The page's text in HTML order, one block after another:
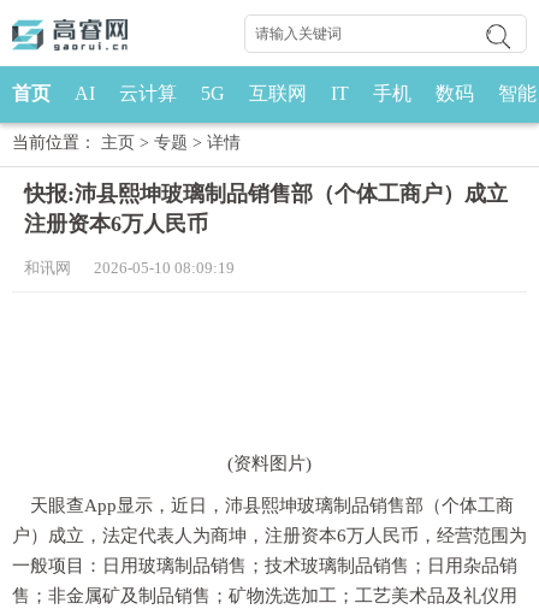
首页 AI 云计算 5G 互联网 IT 手机 数码 智能
当前位置： 主页 > 专题 > 详情
快报:沛县熙坤玻璃制品销售部（个体工商户）成立
注册资本6万人民币
和讯网 2026-05-10 08:09:19
(资料图片)
天眼查App显示，近日，沛县熙坤玻璃制品销售部（个体工商
户）成立，法定代表人为商坤，注册资本6万人民币，经营范围为
一般项目：日用玻璃制品销售；技术玻璃制品销售；日用杂品销
售；非金属矿及制品销售；矿物洗选加工；工艺美术品及礼仪用